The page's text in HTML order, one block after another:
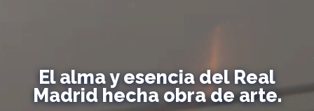
El alma y esencia del Real
Madrid hecha obra de arte.